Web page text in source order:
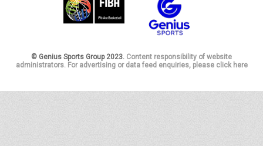
© Genius Sports Group 2023. Content responsibility of website
administrators. For advertising or data feed enquiries, please click here